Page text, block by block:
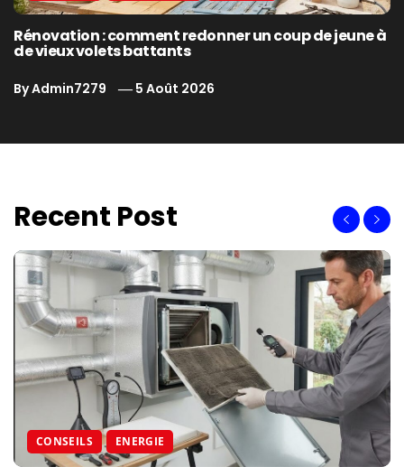
Rénovation : comment redonner un coup de jeune à
de vieux volets battants
ByAdmin7279 5 Août 2026
Recent Post
CONSEILS ENERGIE